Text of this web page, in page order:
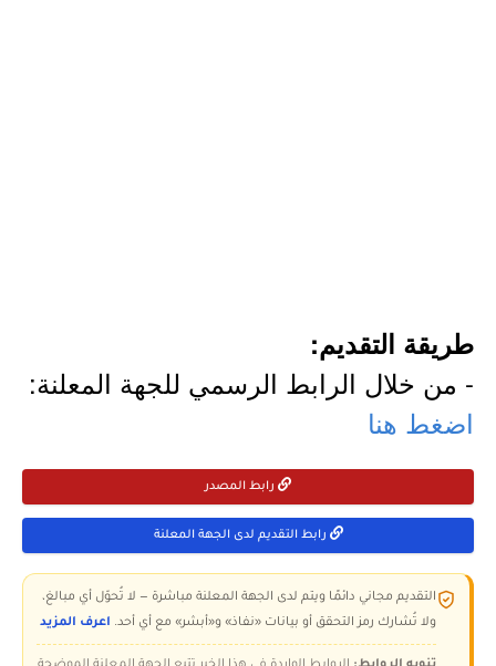
طريقة التقديم:
- من خلال الرابط الرسمي للجهة المعلنة:
اضغط هنا
رابط المصدر
رابط التقديم لدى الجهة المعلنة
التقديم مجاني دائمًا ويتم لدى الجهة المعلنة مباشرة — لا تُحوّل أي مبالغ،
ولا تُشارك رمز التحقق أو بيانات «نفاذ» و«أبشر» مع أي أحد. اعرف المزيد